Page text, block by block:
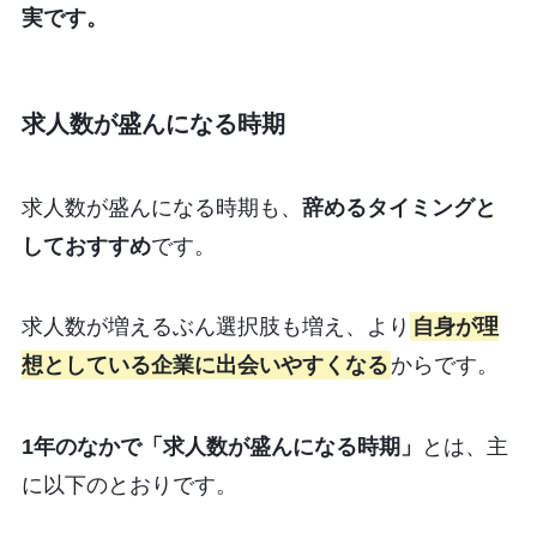
実です。
求人数が盛んになる時期
求人数が盛んになる時期も、 辞めるタイミングと
しておすすめです。
求人数が増えるぶん選択肢も増え、より 自身が理
想としている企業に出会いやすくなるからです。
1年のなかで「求人数が盛んになる時期」
とは、主
に以下のとおりです。